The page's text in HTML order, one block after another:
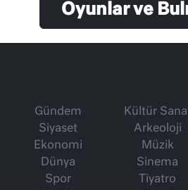
Oyunlar ve
Gündem
Siyaset
Ekonomi
Dünya
Spor
Kültür
Arkeoloji
Müzik
Sinema
Tiyatro